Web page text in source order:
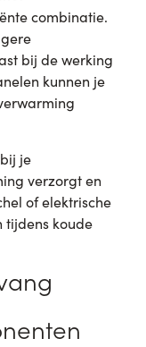
combinatie.
bij de werking
kunnen je
je
verzorgt en
of elektrische
tijdens koude